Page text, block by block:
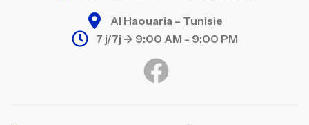
Al Haouaria – Tunisie
7 j/7j -> 9:00 AM - 9:00 PM